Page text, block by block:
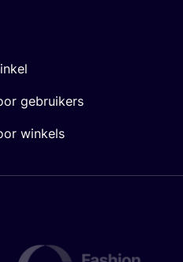
gebruikers
winkels